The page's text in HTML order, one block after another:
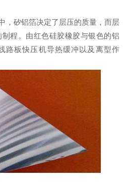
，矽铝箔决定了层压的质量，而层
程。由红色硅胶橡胶与银色的铝
路板快压机导热缓冲以及离型作